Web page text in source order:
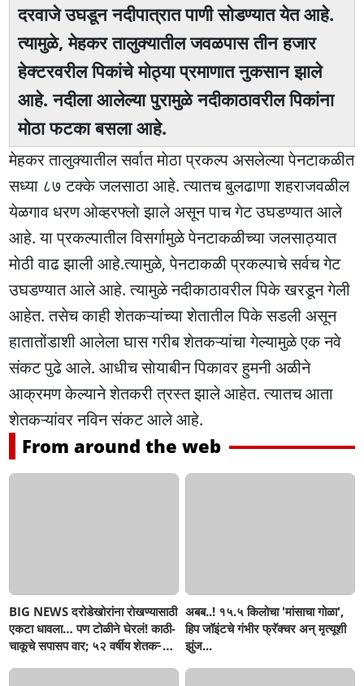
दरवाजे उघडून नदीपात्रात पाणी साेडण्यात येत आहे.
त्यामुळे, मेहकर तालुक्यातील जवळपास तीन हजार
हेक्टरवरील पिकांचे माेठ्या प्रमाणात नुकसान झाले
आहे. नदीला आलेल्या पुरामुळे नदीकाठावरील पिकांना
माेठा फटका बसला आहे.
मेहकर तालुक्यातील सर्वात माेठा प्रकल्प असलेल्या पेनटाकळीत
सध्या ८७ टक्के जलसाठा आहे. त्यातच बुलढाणा शहराजवळील
येळगाव धरण ओव्हरफ्लाे झाले असून पाच गेट उघडण्यात आले
आहे. या प्रकल्पातील विसर्गामुळे पेनटाकळीच्या जलसाठ्यात
माेठी वाढ झाली आहे.त्यामुळे, पेनटाकळी प्रकल्पाचे सर्वच गेट
उघडण्यात आले आहे. त्यामुळे नदीकाठावरील पिके खरडून गेली
आहेत. तसेच काही शेतकऱ्यांच्या शेतातील पिके सडली असून
हातातोंडाशी आलेला घास गरीब शेतकऱ्यांचा गेल्यामुळे एक नवे
संकट पुढे आले. आधीच साेयाबीन पिकावर हुमनी अळीने
आक्रमण केल्याने शेतकरी त्रस्त झाले आहेत. त्यातच आता
शेतकऱ्यांवर नविन संकट आले आहे.
From around the web
BIG NEWS दरोडेखोरांना रोखण्यासाठी
एकटा धावला… पण टोळीने घेरलं! काठी-
चाकूचे सपासप वार; ५२ वर्षीय शेतकऱ्याचा
अबब..! १५.५ किलोचा 'मांसाचा गोळा',
हिप जॉइंटचे गंभीर फ्रॅक्चर अन् मृत्यूशी
झुंज...